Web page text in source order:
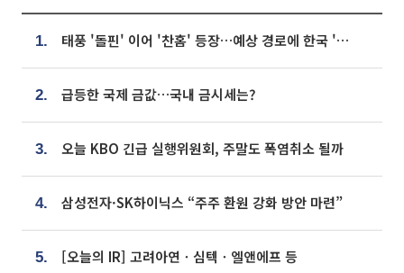
1. 태풍 '돌핀' 이어 '찬홈' 등장…예상 경로에 한국 '한숨'
2. 급등한 국제 금값…국내 금시세는?
3. 오늘 KBO 긴급 실행위원회, 주말도 폭염취소 될까
4. 삼성전자·SK하이닉스 “주주 환원 강화 방안 마련”
5. [오늘의 IR] 고려아연ㆍ심텍ㆍ엘앤에프 등